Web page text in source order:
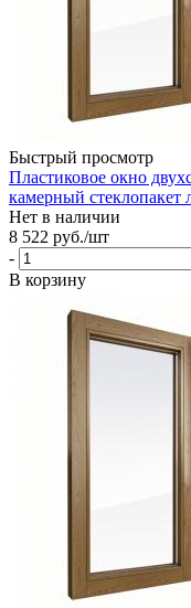
Быстрый просмотр
Пластиковое окно
камерный стеклопакет
Нет в наличии
8 522 руб./шт
-
В корзину